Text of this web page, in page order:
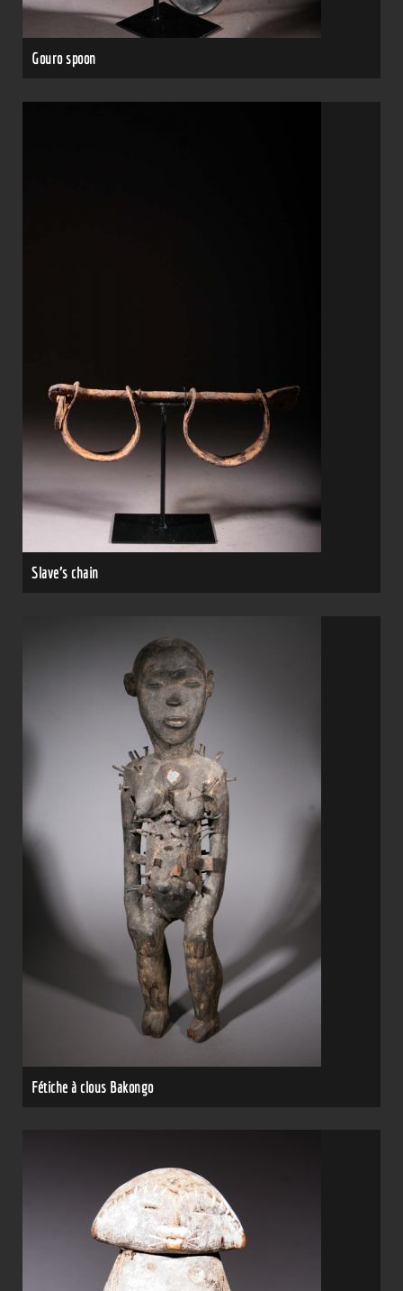
Gouro spoon
Slave's chain
Fétiche à clous Bakongo